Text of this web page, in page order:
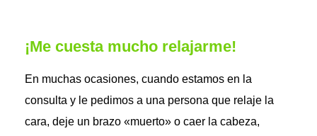
¡Me cuesta mucho relajarme!
En muchas ocasiones, cuando estamos en la
consulta y le pedimos a una persona que relaje la
cara, deje un brazo «muerto» o caer la cabeza,